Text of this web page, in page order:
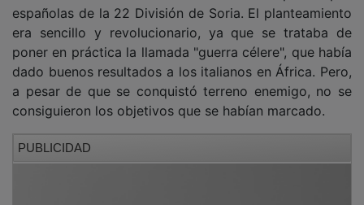
era sencillo y revolucionario, ya que se trataba de
poner en práctica la llamada "guerra célere", que había
dado buenos resultados a los italianos en África. Pero,
a pesar de que se conquistó terreno enemigo, no se
consiguieron los objetivos que se habían marcado.